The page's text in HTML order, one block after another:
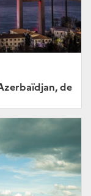
de